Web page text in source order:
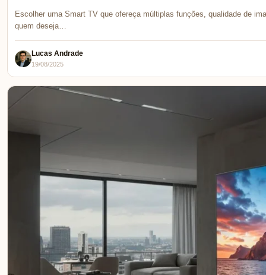
Escolher uma Smart TV que ofereça múltiplas funções, qualidade de
quem deseja…
Lucas Andrade
19/08/2025